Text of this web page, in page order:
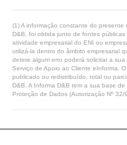
(1) A informação constante do
D&B, foi obtida junto de fontes
atividade empresarial do ENI ou
utilizá-la dentro do âmbito empresarial
detete algum erro poderá solicitar a
Serviço de Apoio ao Cliente eInforma.
publicado ou redistribuído, total ou
D&B. A Informa D&B tem a sua base
Proteção de Dados (Autorização Nº